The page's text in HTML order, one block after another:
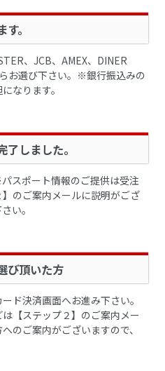
。
、JCB、AMEX、DINER
お選び下さい。 ※銀行振込みの
なります。
しました。
スポート情報のご提供は受注
のご案内メールに説明がござ
い。
び頂いた方
ド決済画面へお進み下さい。
【ステップ２】のご案内メー
のご案内がございますので、